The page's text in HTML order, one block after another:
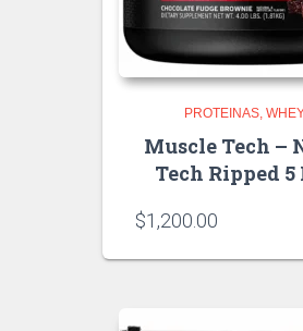
PROTEINAS
Muscle Tech –
Tech Ripped 5
$1,200.00